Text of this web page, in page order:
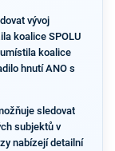
vývoj
koalice SPOLU
koalice
hnutí ANO s
sledovat
subjektů v
nabízejí detailní